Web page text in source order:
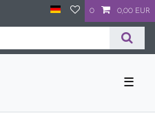
0 0,00 EUR
☰